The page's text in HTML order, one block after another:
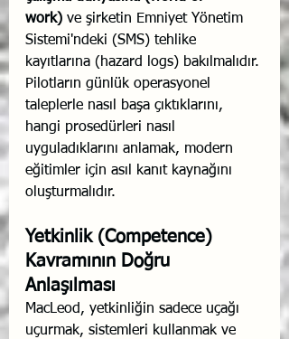
work) ve şirketin Emniyet Yönetim
Sistemi'ndeki (SMS) tehlike
kayıtlarına (hazard logs) bakılmalıdır.
Pilotların günlük operasyonel
taleplerle nasıl başa çıktıklarını,
hangi prosedürleri nasıl
uyguladıklarını anlamak, modern
eğitimler için asıl kanıt kaynağını
oluşturmalıdır.
Yetkinlik (Competence)
Kavramının Doğru
Anlaşılması
MacLeod, yetkinliğin sadece uçağı
uçurmak, sistemleri kullanmak ve